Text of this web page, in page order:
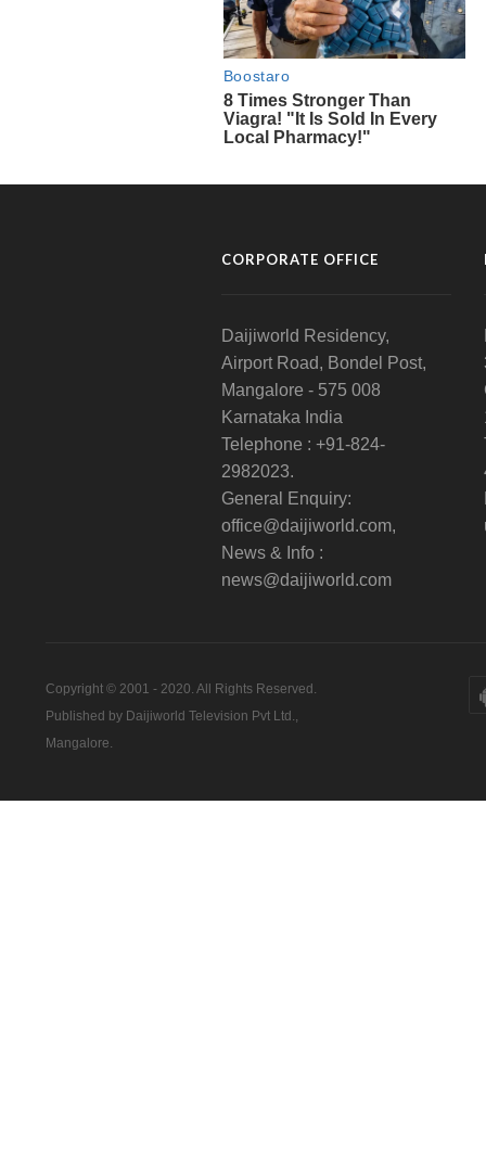
CORPORATE OFFICE
Daijiworld Residency,
Airport Road, Bondel Post,
Mangalore - 575 008
Karnataka India
Telephone : +91-824-
2982023.
General Enquiry:
office@daijiworld.com,
News & Info :
news@daijiworld.com
Copyright © 2001 - 2020. All Rights Reserved.
Published by Daijiworld Television Pvt Ltd.,
Mangalore.